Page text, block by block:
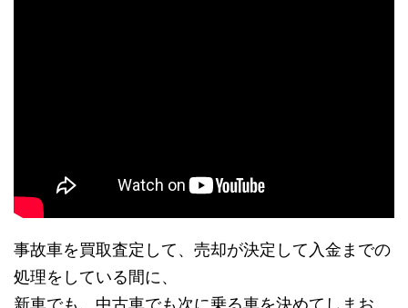
事故車を買取査定して、売却が決定して入金までの
処理をしている間に、
新車でも、中古車でも次に乗る車を決めてしまお